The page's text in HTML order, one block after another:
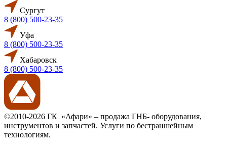
Сургут
8 (800) 500-23-35
Уфа
8 (800) 500-23-35
Хабаровск
8 (800) 500-23-35
©2010-2026 ГК «Афари» – продажа ГНБ- оборудования,
инструментов и запчастей. Услуги по бестраншейным
технологиям.